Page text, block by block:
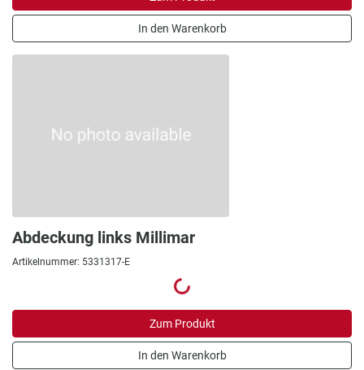
In den Warenkorb
Abdeckung links Millimar
Artikelnummer: 5331317-E
Zum Produkt
In den Warenkorb